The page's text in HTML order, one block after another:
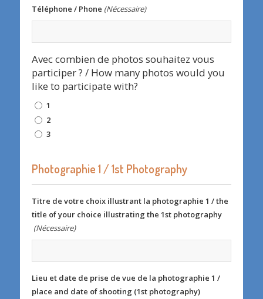
Téléphone / Phone (Nécessaire)
Avec combien de photos souhaitez vous
participer ? / How many photos would you
like to participate with?
1
2
3
Photographie 1 / 1st Photography
Titre de votre choix illustrant la photographie 1 / the
title of your choice illustrating the 1st photography
(Nécessaire)
Lieu et date de prise de vue de la photographie 1 /
place and date of shooting (1st photography)